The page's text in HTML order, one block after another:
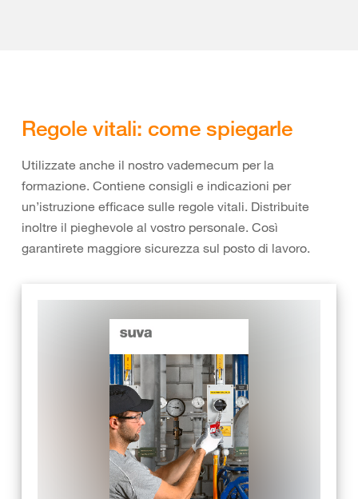
Regole vitali: come spiegarle
Utilizzate anche il nostro vademecum per la
formazione. Contiene consigli e indicazioni per
un’istruzione efficace sulle regole vitali. Distribuite
inoltre il pieghevole al vostro personale. Così
garantirete maggiore sicurezza sul posto di lavoro.